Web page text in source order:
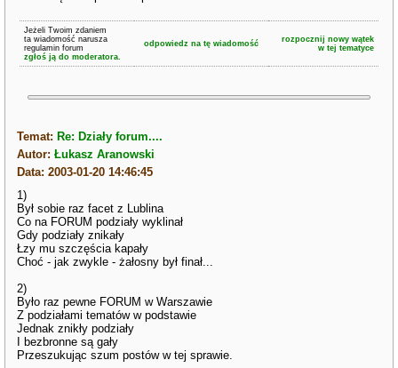
Jeżeli Twoim zdaniem
ta wiadomość narusza
regulamin forum
zgłoś ją do moderatora.
odpowiedz na tę wiadomość
rozpocznij nowy wątek
w tej tematyce
Temat: Re: Działy forum....
Autor:Łukasz Aranowski
Data: 2003-01-20 14:46:45
1)
Był sobie raz facet z Lublina
Co na FORUM podziały wyklinał
Gdy podziały znikały
Łzy mu szczęścia kapały
Choć - jak zwykle - żałosny był finał...
2)
Było raz pewne FORUM w Warszawie
Z podziałami tematów w podstawie
Jednak znikły podziały
I bezbronne są gały
Przeszukując szum postów w tej sprawie.